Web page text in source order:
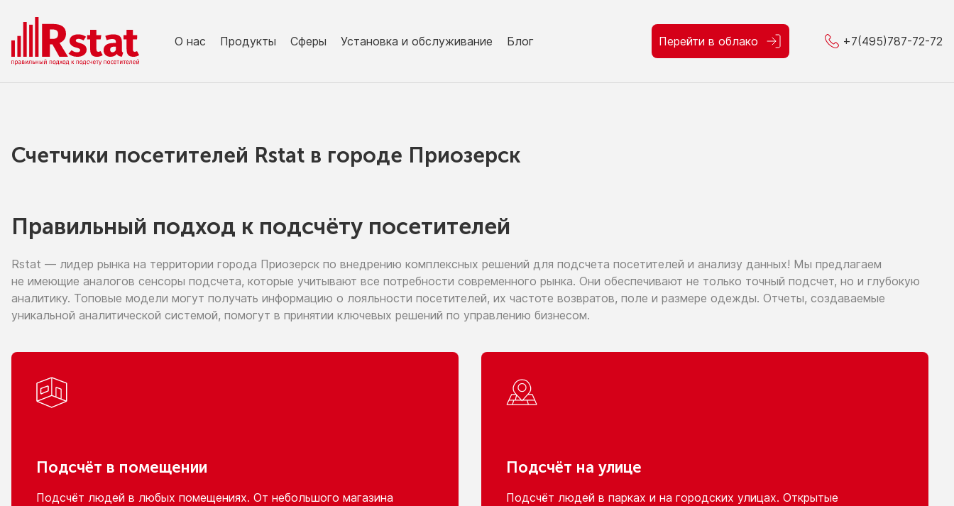
О нас Продукты Сферы Установка и обслуживание Блог Перейти в облако +7(495)787-72-72
Счетчики посетителей Rstat в городe Приозерск
Правильный подход к подсчёту посетителей
Rstat — лидер рынка на территории города Приозерск по внедрению комплексных решений для подсчета посетителей и анализу данных! Мы предлагаем
не имеющие аналогов сенсоры подсчета, которые учитывают все потребности современного рынка. Они обеспечивают не только точный подсчет, но и глубокую
аналитику. Топовые модели могут получать информацию о лояльности посетителей, их частоте возвратов, поле и размере одежды. Отчеты, создаваемые
уникальной аналитической системой, помогут в принятии ключевых решений по управлению бизнесом.
Подсчёт в помещении
Подсчёт людей в любых помещениях. От небольшого магазина
Подсчёт на улице
Подсчёт людей в парках и на городских улицах. Открытые